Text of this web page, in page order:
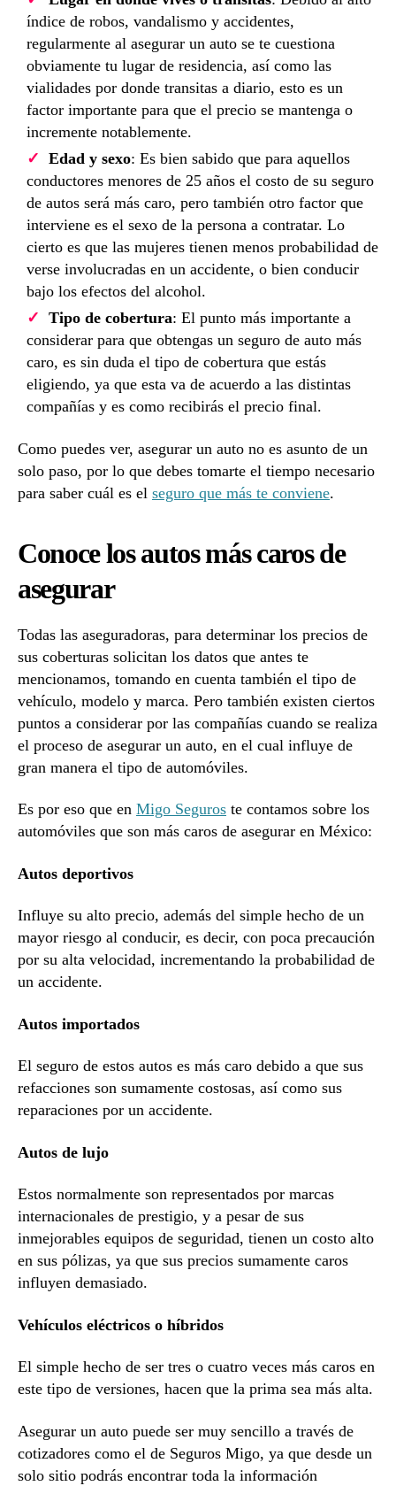
índice de robos, vandalismo y accidentes,
regularmente al asegurar un auto se te cuestiona
obviamente tu lugar de residencia, así como las
vialidades por donde transitas a diario, esto es un
factor importante para que el precio se mantenga o
incremente notablemente.
Edad y sexo: Es bien sabido que para aquellos
conductores menores de 25 años el costo de su seguro
de autos será más caro, pero también otro factor que
interviene es el sexo de la persona a contratar. Lo
cierto es que las mujeres tienen menos probabilidad de
verse involucradas en un accidente, o bien conducir
bajo los efectos del alcohol.
Tipo de cobertura: El punto más importante a
considerar para que obtengas un seguro de auto más
caro, es sin duda el tipo de cobertura que estás
eligiendo, ya que esta va de acuerdo a las distintas
compañías y es como recibirás el precio final.
Como puedes ver, asegurar un auto no es asunto de un
solo paso, por lo que debes tomarte el tiempo necesario
para saber cuál es el seguro que más te conviene.
Conoce los autos más caros de
asegurar
Todas las aseguradoras, para determinar los precios de
sus coberturas solicitan los datos que antes te
mencionamos, tomando en cuenta también el tipo de
vehículo, modelo y marca. Pero también existen ciertos
puntos a considerar por las compañías cuando se realiza
el proceso de asegurar un auto, en el cual influye de
gran manera el tipo de automóviles.
Es por eso que en Migo Seguros te contamos sobre los
automóviles que son más caros de asegurar en México:
Autos deportivos
Influye su alto precio, además del simple hecho de un
mayor riesgo al conducir, es decir, con poca precaución
por su alta velocidad, incrementando la probabilidad de
un accidente.
Autos importados
El seguro de estos autos es más caro debido a que sus
refacciones son sumamente costosas, así como sus
reparaciones por un accidente.
Autos de lujo
Estos normalmente son representados por marcas
internacionales de prestigio, y a pesar de sus
inmejorables equipos de seguridad, tienen un costo alto
en sus pólizas, ya que sus precios sumamente caros
influyen demasiado.
Vehículos eléctricos o híbridos
El simple hecho de ser tres o cuatro veces más caros en
este tipo de versiones, hacen que la prima sea más alta.
Asegurar un auto puede ser muy sencillo a través de
cotizadores como el de Seguros Migo, ya que desde un
solo sitio podrás encontrar toda la información